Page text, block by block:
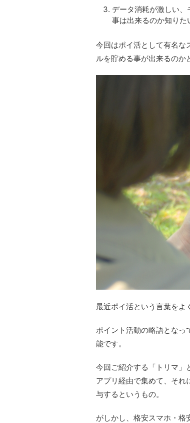
データ消耗が激しい
事は出来るのか知りた
今回はポイ活として有名な
ルを貯める事が出来るのか
最近ポイ活という言葉をよ
ポイント活動の略語とな
能です。
今回ご紹介する「トリマ」
アプリ経由で集めて、それ
与するというもの。
がしかし、格安スマホ・格